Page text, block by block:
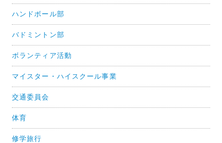
ハンドボール部
バドミントン部
ボランティア活動
マイスター・ハイスクール事業
交通委員会
体育
修学旅行